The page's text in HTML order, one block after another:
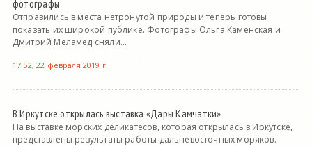
фотографы
Отправились в места нетронутой природы и теперь готовы
показать их широкой публике. Фотографы Ольга Каменская и
Дмитрий Меламед сняли...
17:52, 22 февраля 2019 г.
В Иркутске открылась выставка «Дары Камчатки»
На выставке морских деликатесов, которая открылась в Иркутске,
представлены результаты работы дальневосточных моряков.